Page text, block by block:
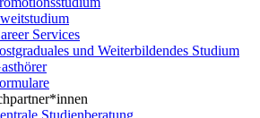
Services
und Weiterbildendes Studium
Studienberatung